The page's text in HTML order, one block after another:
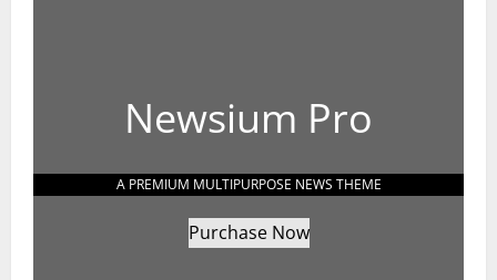
Newsium Pro
A PREMIUM MULTIPURPOSE NEWS THEME
Purchase Now